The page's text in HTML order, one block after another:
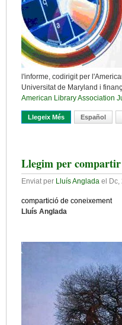
l'informe, codirigit per
Universitat de Maryland i
American Library Association
Llegeix Més Sobre De Com
Español
Llegim per compartir
Enviat per Lluís Anglada el Dc,
compartició de coneixement
Lluís Anglada